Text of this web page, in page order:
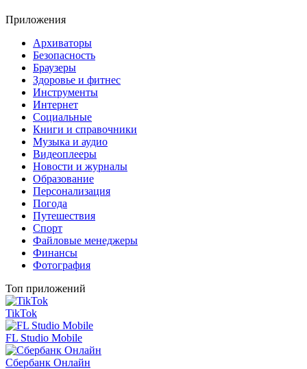
Приложения
Архиваторы
Безопасность
Браузеры
Здоровье и фитнес
Инструменты
Интернет
Социальные
Книги и справочники
Музыка и аудио
Видеоплееры
Новости и журналы
Образование
Персонализация
Погода
Путешествия
Спорт
Файловые менеджеры
Финансы
Фотография
Топ приложений
TikTok
FL Studio Mobile
Сбербанк Онлайн